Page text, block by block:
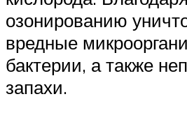
озонированию
вредные
бактерии, а также
запахи.